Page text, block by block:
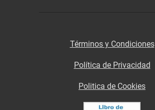
Términos y Condiciones
Política de Privacidad
Politica de Cookies